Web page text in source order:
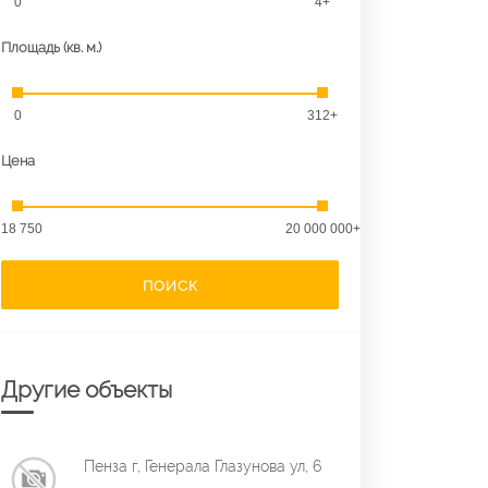
Площадь (кв. м.)
0 312+
Цена
750 20 000 000+
ПОИСК
Другие объекты
Пенза г, Генерала Глазунова ул, 6